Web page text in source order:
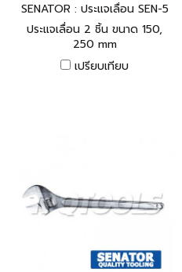
SENATOR : ประแจเลื่อน SEN-5
01-4750K
ประแจเลื่อน 2 ชิ้น ขนาด 150,
250 mm
เปรียบเทียบ